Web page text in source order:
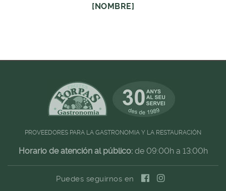
[NOMBRE]
PROVEEDORES PARA LA GASTRONOMIA Y LA RESTAURACIÓN
Horario de atención al público:de 09:00h a 13:00h
Puedes seguirnos en